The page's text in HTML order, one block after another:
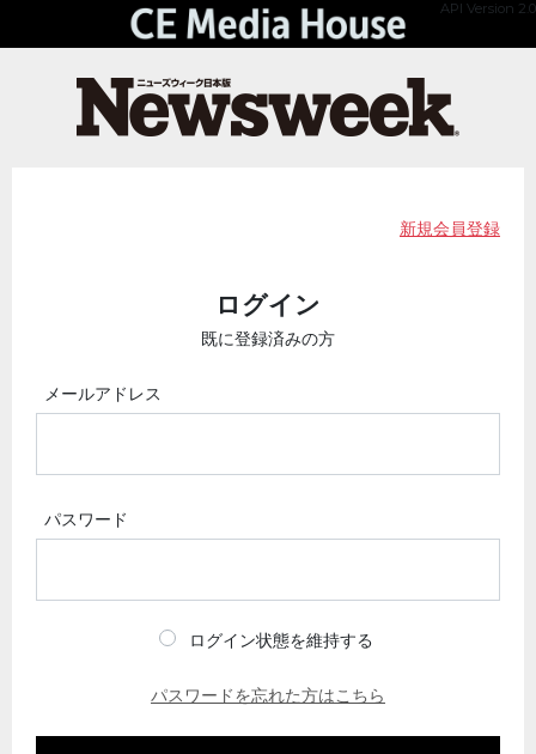
API Version 2.0
新規会員登録
ログイン
既に登録済みの方
メールアドレス
パスワード
ログイン状態を維持する
パスワードを忘れた方はこちら